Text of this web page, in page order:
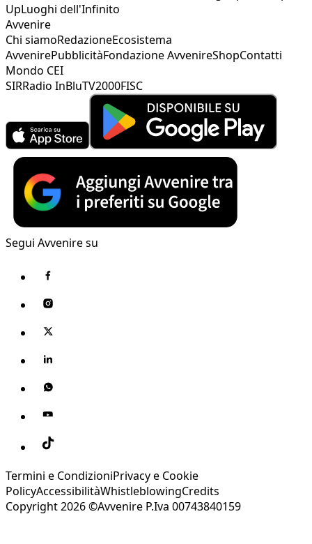
UpLuoghi dell'Infinito
Avvenire
Chi siamoRedazioneEcosistema
AvvenirePubblicitàFondazione AvvenireShopContatti
Mondo CEI
SIRRadio InBluTV2000FISC
Segui Avvenire su
Termini e CondizioniPrivacy e Cookie
PolicyAccessibilitàWhistleblowingCredits
Copyright 2026 ©Avvenire P.Iva 00743840159